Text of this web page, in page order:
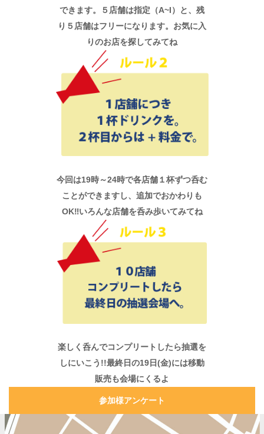
できます。５店舗は指定（A~I）と、残
り５店舗はフリーになります。お気に入
りのお店を探してみてね
今回は19時～24時で各店舗１杯ずつ呑む
ことができますし、追加でおかわりも
OK‼いろんな店舗を呑み歩いてみてね
楽しく呑んでコンプリートしたら抽選を
しにいこう!!最終日の19日(金)には移動
販売も会場にくるよ
参加様アンケート